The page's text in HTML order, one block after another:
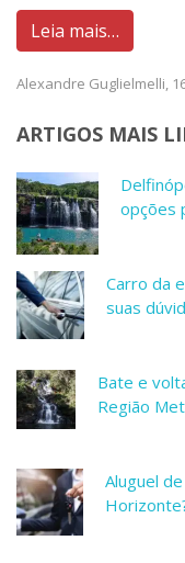
Leia mais…
Alexandre Guglielmelli,
ARTIGOS MAIS
opções
Carro da
suas
Bate e
Região
Aluguel